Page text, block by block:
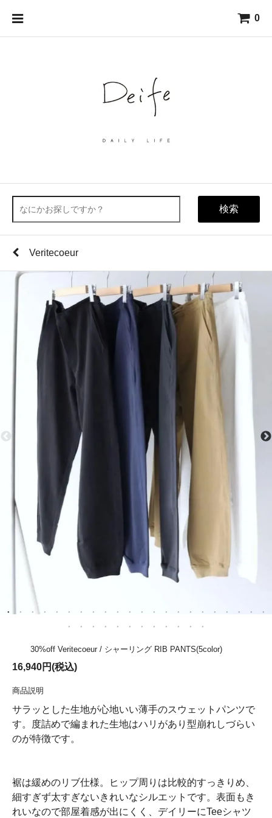
0
検索
Veritecoeur
30%off Veritecoeur / シャーリング RIB PANTS(5color)
16,940円(税込)
商品説明
サラッとした生地が心地いい薄手のスウェットパンツで
す。度詰めで編まれた生地はハリがあり型崩れしづらい
のが特徴です。
裾は緩めのリブ仕様。ヒップ周りは比較的すっきりめ、
細すぎず太すぎないきれいなシルエットです。表面もき
れいなので部屋着感が出にくく、デイリーにTeeシャツ